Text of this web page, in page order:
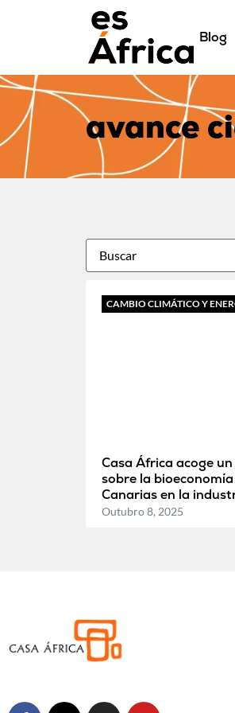
Blog
avance
CAMBIO CLIMÁTICO Y
Casa África acoge
sobre la
Canarias en la
Outubro 8, 2025